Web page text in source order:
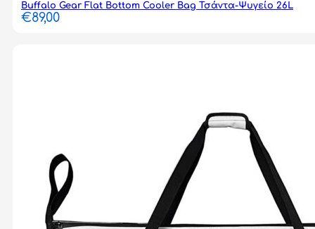
Buffalo Gear Flat Bottom Cooler Bag Τσάντα-Ψυγείο 26L
€89,00